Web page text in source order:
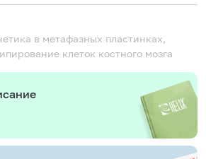
в метафазных пластинках,
клеток костного мозга